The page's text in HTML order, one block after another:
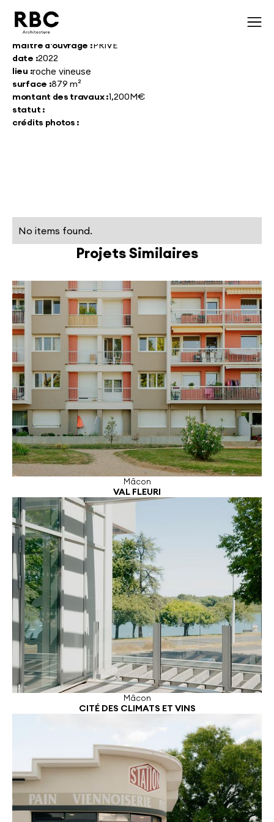
maître d'ouvrage :PRIVE
date :2022
lieu :roche vineuse
surface :879 m²
montant des travaux :1,200M€
statut :
crédits photos :
No items found.
Projets Similaires
Mâcon
VAL FLEURI
Mâcon
CITÉ DES CLIMATS ET VINS